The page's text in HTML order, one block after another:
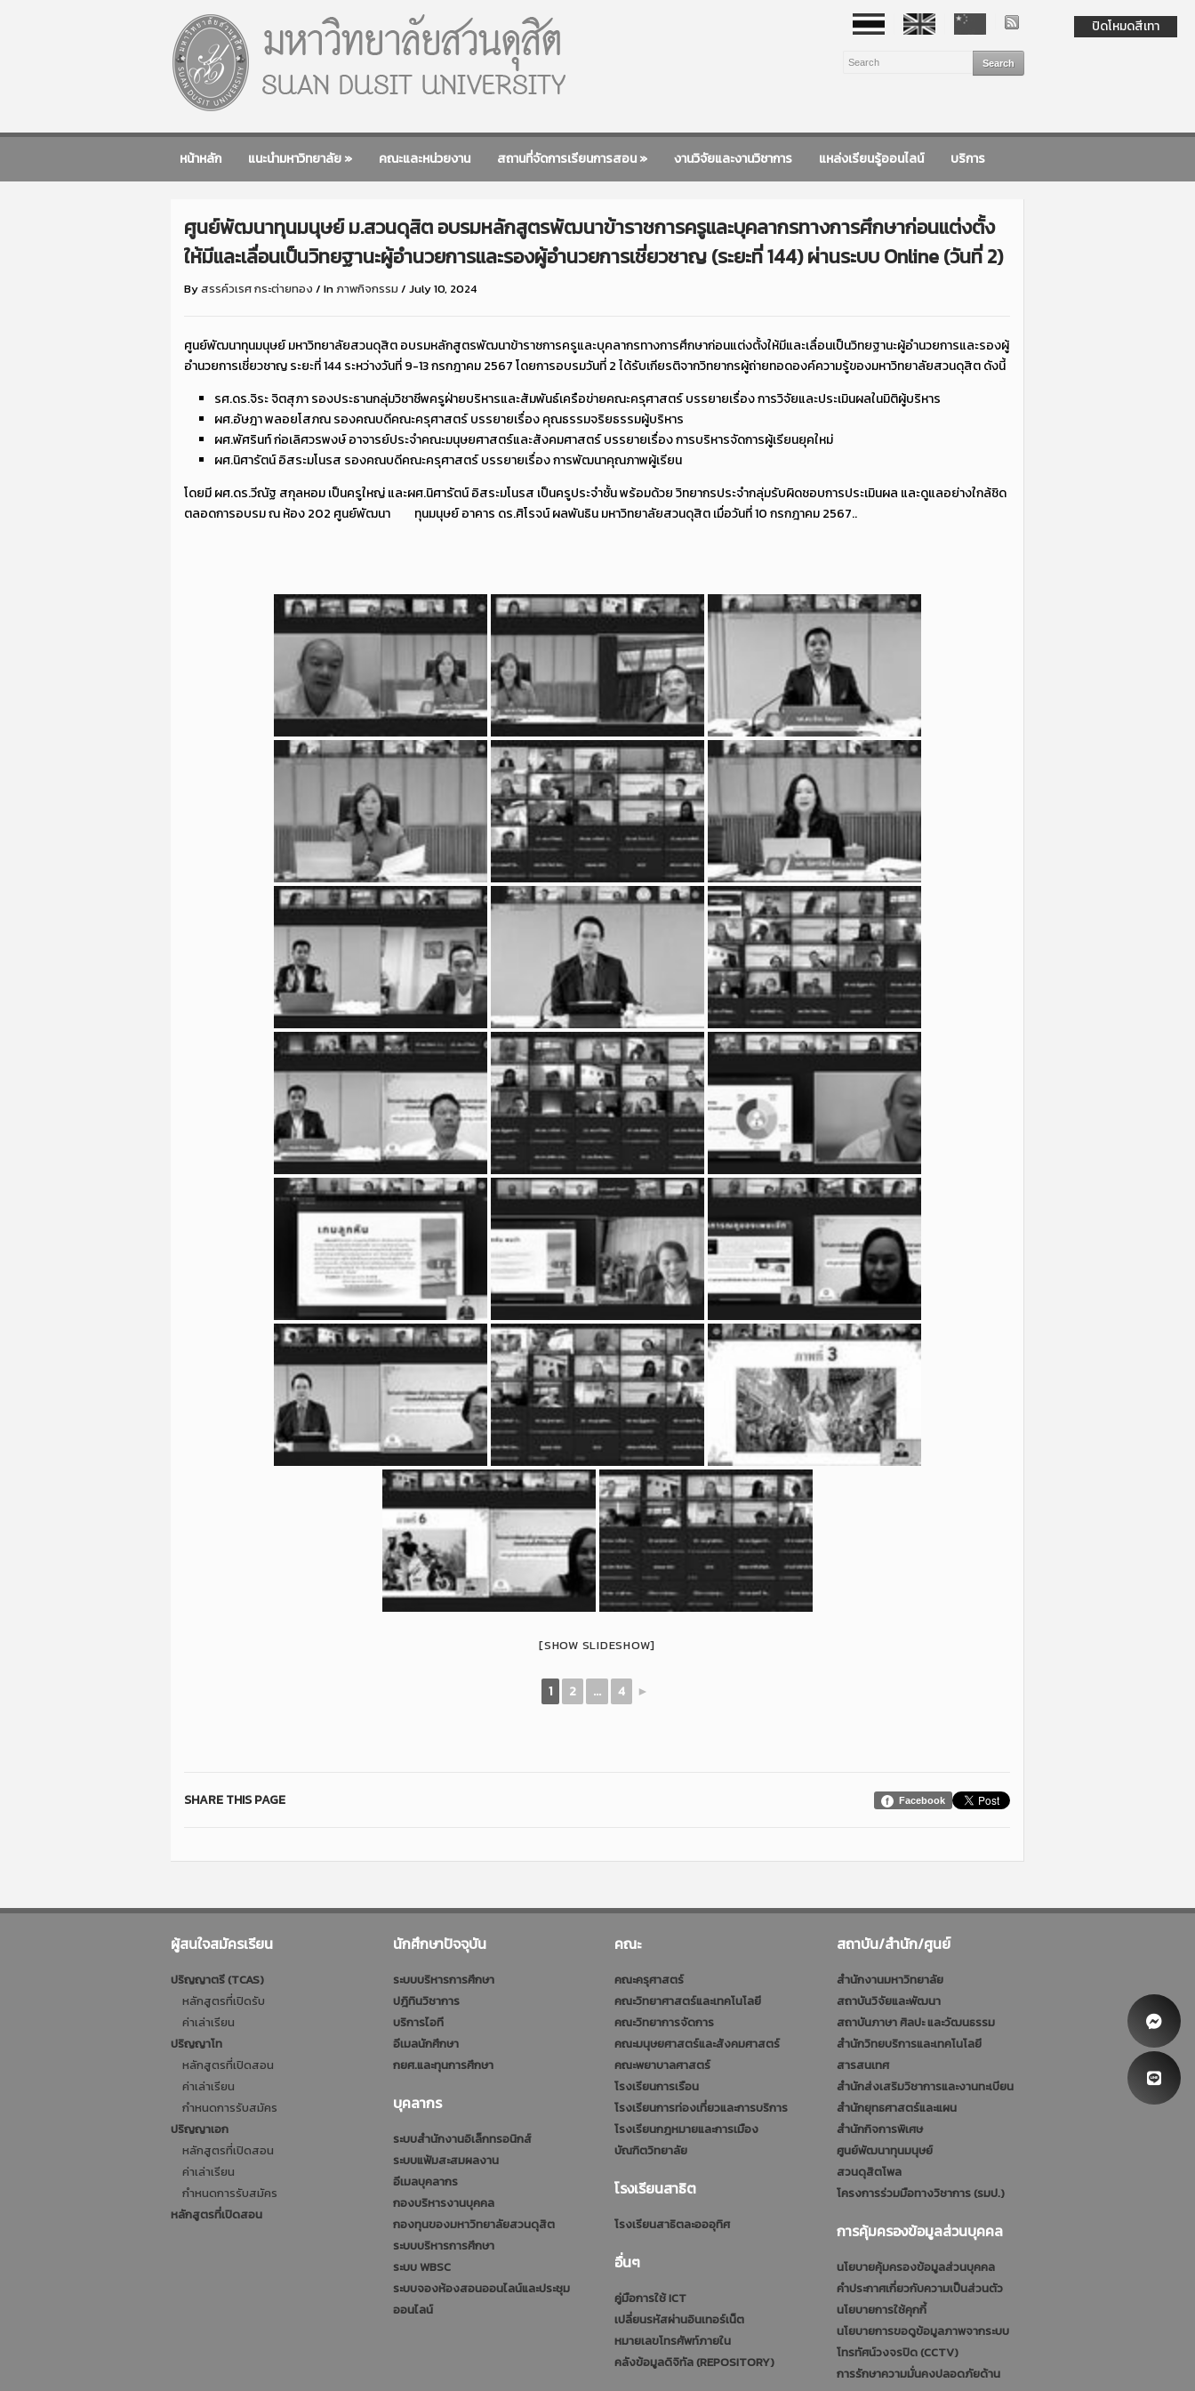
หน้าหลัก แนะนำมหาวิทยาลัย» คณะและหน่วยงาน สถานที่จัดการเรียนการสอน» งานวิจัยและงานวิชาการ แหล่งเรียนรู้ออนไลน์ บริการ
ศูนย์พัฒนาทุนมนุษย์ ม.สวนดุสิต อบรมหลักสูตรพัฒนาข้าราชการครูและบุคลากรทางการศึกษาก่อนแต่งตั้ง
ให้มีและเลื่อนเป็นวิทยฐานะผู้อำนวยการและรองผู้อำนวยการเชี่ยวชาญ (ระยะที่ 144) ผ่านระบบ Online (วันที่ 2)
Byสรรค์วเรศ กระต่ายทอง / Inภาพกิจกรรม / July 10, 2024
ศูนย์พัฒนาทุนมนุษย์ มหาวิทยาลัยสวนดุสิต อบรมหลักสูตรพัฒนาข้าราชการครูและบุคลากรทางการศึกษาก่อนแต่งตั้งให้มีและเลื่อนเป็นวิทยฐานะผู้อำนวยการและรองผู้
อำนวยการเชี่ยวชาญ ระยะที่ 144 ระหว่างวันที่ 9-13 กรกฎาคม 2567 โดยการอบรมวันที่ 2 ได้รับเกียรติจากวิทยากรผู้ถ่ายทอดองค์ความรู้ของมหาวิทยาลัยสวนดุสิต ดังนี้
รศ.ดร.จิระ จิตสุภา รองประธานกลุ่มวิชาชีพครูฝ่ายบริหารและสัมพันธ์เครือข่ายคณะครุศาสตร์ บรรยายเรื่อง การวิจัยและประเมินผลในมิติผู้บริหาร
ผศ.อัษฎา พลอยโสภณ รองคณบดีคณะครุศาสตร์ บรรยายเรื่อง คุณธรรมจริยธรรมผู้บริหาร
ผศ.พัศรินท์ ก่อเลิศวรพงษ์ อาจารย์ประจำคณะมนุษยศาสตร์และสังคมศาสตร์ บรรยายเรื่อง การบริหารจัดการผู้เรียนยุคใหม่
ผศ.นิศารัตน์ อิสระมโนรส รองคณบดีคณะครุศาสตร์ บรรยายเรื่อง การพัฒนาคุณภาพผู้เรียน
โดยมี ผศ.ดร.วีณัฐ สกุลหอม เป็นครูใหญ่ และผศ.นิศารัตน์ อิสระมโนรส เป็นครูประจำชั้น พร้อมด้วย วิทยากรประจำกลุ่มรับผิดชอบการประเมินผล และดูแลอย่างใกล้ชิด
ตลอดการอบรม ณ ห้อง 202 ศูนย์พัฒนา ทุนมนุษย์ อาคาร ดร.ศิโรจน์ ผลพันธิน มหาวิทยาลัยสวนดุสิต เมื่อวันที่ 10 กรกฎาคม 2567..
[SHOW SLIDESHOW]
1 2 ... 4 ►
Facebook
SHARE THIS PAGE
ผู้สนใจสมัครเรียน
ปริญญาตรี (TCAS)
หลักสูตรที่เปิดรับ
ค่าเล่าเรียน
ปริญญาโท
หลักสูตรที่เปิดสอน
ค่าเล่าเรียน
กำหนดการรับสมัคร
ปริญญาเอก
หลักสูตรที่เปิดสอน
ค่าเล่าเรียน
กำหนดการรับสมัคร
หลักสูตรที่เปิดสอน
นักศึกษาปัจจุบัน
ระบบบริหารการศึกษา
ปฎิทินวิชาการ
บริการไอที
อีเมลนักศึกษา
กยศ.และทุนการศึกษา
บุคลากร
ระบบสำนักงานอิเล็กทรอนิกส์
ระบบแฟ้มสะสมผลงาน
อีเมลบุคลากร
กองบริหารงานบุคคล
กองทุนของมหาวิทยาลัยสวนดุสิต
ระบบบริหารการศึกษา
ระบบ WBSC
ระบบจองห้องสอนออนไลน์และประชุม
ออนไลน์
คณะ
คณะครุศาสตร์
คณะวิทยาศาสตร์และเทคโนโลยี
คณะวิทยาการจัดการ
คณะมนุษยศาสตร์และสังคมศาสตร์
คณะพยาบาลศาสตร์
โรงเรียนการเรือน
โรงเรียนการท่องเที่ยวและการบริการ
โรงเรียนกฎหมายและการเมือง
บัณฑิตวิทยาลัย
โรงเรียนสาธิต
โรงเรียนสาธิตละอออุทิศ
อื่นๆ
คู่มือการใช้ ICT
เปลี่ยนรหัสผ่านอินเทอร์เน็ต
หมายเลขโทรศัพท์ภายใน
คลังข้อมูลดิจิทัล (REPOSITORY)
สถาบัน/สำนัก/ศูนย์
สำนักงานมหาวิทยาลัย
สถาบันวิจัยและพัฒนา
สถาบันภาษา ศิลปะ และวัฒนธรรม
สำนักวิทยบริการและเทคโนโลยี
สารสนเทศ
สำนักส่งเสริมวิชาการและงานทะเบียน
สำนักยุทธศาสตร์และแผน
สำนักกิจการพิเศษ
ศูนย์พัฒนาทุนมนุษย์
สวนดุสิตโพล
โครงการร่วมมือทางวิชาการ (รมป.)
การคุ้มครองข้อมูลส่วนบุคคล
นโยบายคุ้มครองข้อมูลส่วนบุคคล
คำประกาศเกี่ยวกับความเป็นส่วนตัว
นโยบายการใช้คุกกี้
นโยบายการขอดูข้อมูลภาพจากระบบ
โทรทัศน์วงจรปิด (CCTV)
การรักษาความมั่นคงปลอดภัยด้าน
ปิดโหมดสีเทา